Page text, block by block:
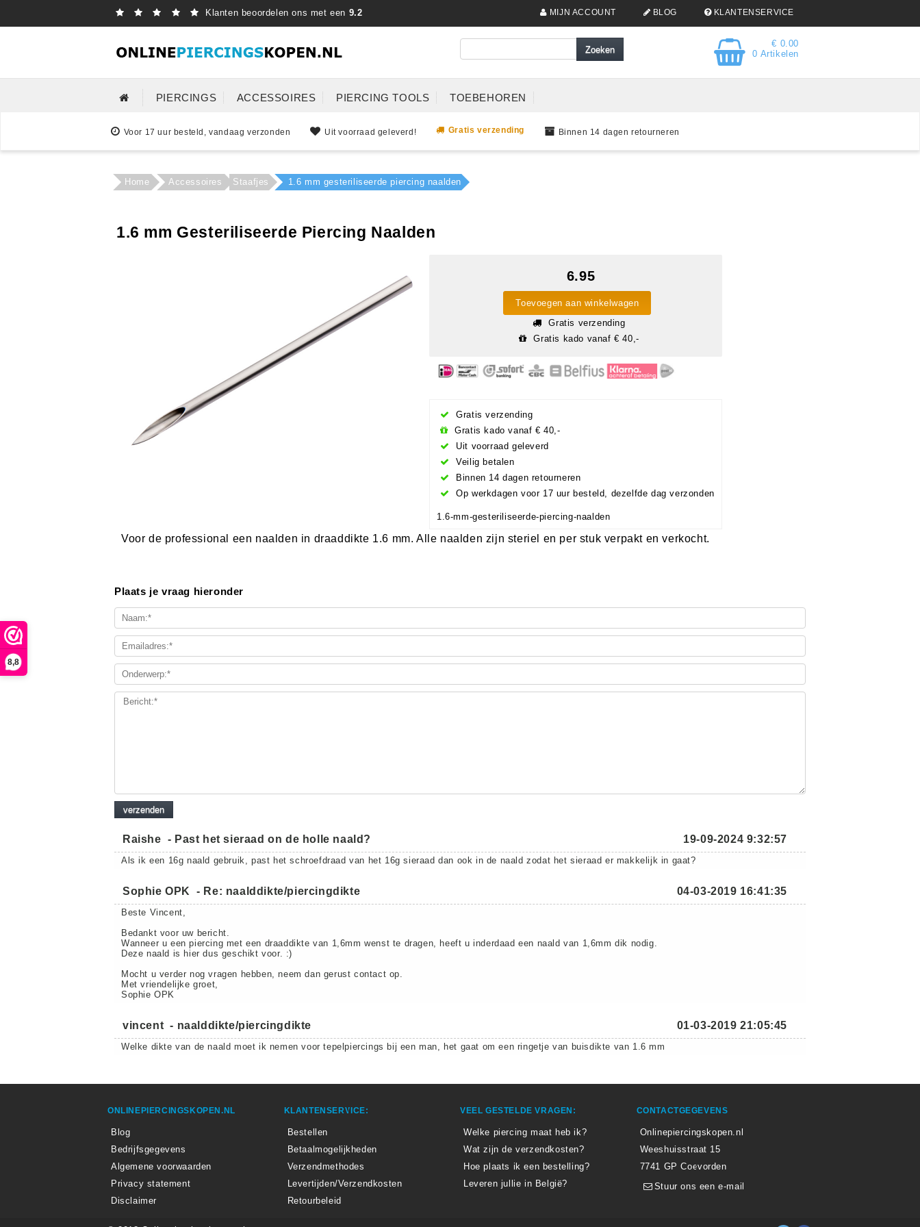
8,8
Klanten beoordelen ons met een 9.2 MIJN ACCOUNT BLOG KLANTENSERVICE
€ 0.00
0 Artikelen
PIERCINGS ACCESSOIRES PIERCING TOOLS TOEBEHOREN
Voor 17 uur besteld, vandaag verzonden Uit voorraad geleverd! Gratis verzending Binnen 14 dagen retourneren
Home Accessoires Staafjes 1.6 mm gesteriliseerde piercing naalden
1.6 mm Gesteriliseerde Piercing Naalden
6.95
Toevoegen aan winkelwagen
Gratis verzending
Gratis kado vanaf € 40,-
Gratis verzending
Gratis kado vanaf € 40,-
Uit voorraad geleverd
Veilig betalen
Binnen 14 dagen retourneren
Op werkdagen voor 17 uur besteld, dezelfde dag verzonden
1.6-mm-gesteriliseerde-piercing-naalden
Voor de professional een naalden in draaddikte 1.6 mm. Alle naalden zijn steriel en per stuk verpakt en verkocht.
Plaats je vraag hieronder
Raishe - Past het sieraad on de holle naald? 19-09-2024 9:32:57
Als ik een 16g naald gebruik, past het schroefdraad van het 16g sieraad dan ook in de naald zodat het sieraad er makkelijk in gaat?
Sophie OPK - Re: naalddikte/piercingdikte 04-03-2019 16:41:35
Beste Vincent,
Bedankt voor uw bericht.
Wanneer u een piercing met een draaddikte van 1,6mm wenst te dragen, heeft u inderdaad een naald van 1,6mm dik nodig.
Deze naald is hier dus geschikt voor. :)
Mocht u verder nog vragen hebben, neem dan gerust contact op.
Met vriendelijke groet,
Sophie OPK
vincent - naalddikte/piercingdikte 01-03-2019 21:05:45
Welke dikte van de naald moet ik nemen voor tepelpiercings bij een man, het gaat om een ringetje van buisdikte van 1.6 mm
ONLINEPIERCINGSKOPEN.NL
Blog
Bedrijfsgegevens
Algemene voorwaarden
Privacy statement
Disclaimer
KLANTENSERVICE:
Bestellen
Betaalmogelijkheden
Verzendmethodes
Levertijden/Verzendkosten
Retourbeleid
VEEL GESTELDE VRAGEN:
Welke piercing maat heb ik?
Wat zijn de verzendkosten?
Hoe plaats ik een bestelling?
Leveren jullie in België?
CONTACTGEGEVENS
Onlinepiercingskopen.nl
Weeshuisstraat 15
7741 GP Coevorden
Stuur ons een e-mail